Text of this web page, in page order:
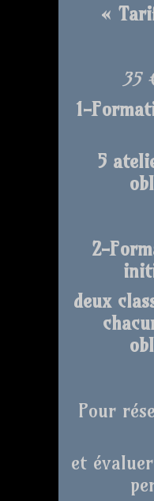
«
35
1-
5
2-
deux
Pour
et